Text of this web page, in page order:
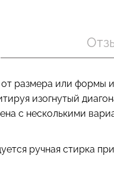
размера или формы
изогнутый
с несколькими
ручная стирка